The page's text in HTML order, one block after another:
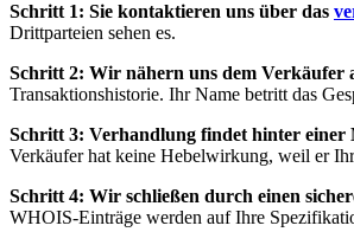
Schritt 1: Sie kontaktieren uns über das
Drittparteien sehen es.
Schritt 2: Wir nähern uns dem Verkäufer
Transaktionshistorie. Ihr Name betritt das
Schritt 3: Verhandlung findet hinter einer
Verkäufer hat keine Hebelwirkung, weil er
Schritt 4: Wir schließen durch einen
WHOIS-Einträge werden auf Ihre